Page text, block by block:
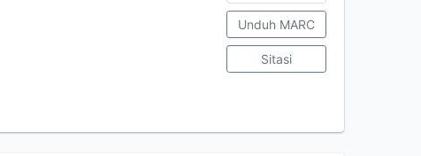
Unduh MARC
Sitasi